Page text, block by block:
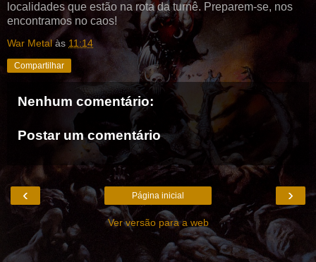
localidades que estão na rota da turnê. Preparem-se, nos
encontramos no caos!
War Metal às 11:14
Compartilhar
Nenhum comentário:
Postar um comentário
‹ ›
Página inicial
Ver versão para a web